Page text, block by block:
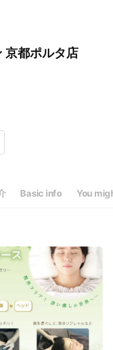
京都ポルタ店
Basic info You